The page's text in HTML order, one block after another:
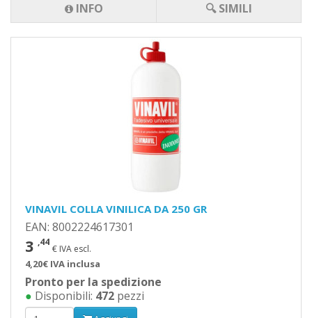
INFO
🔍 SIMILI
VINAVIL COLLA VINILICA DA 250 GR
EAN: 8002224617301
3 ,44
€ IVA escl.
4,20€ IVA inclusa
Pronto per la spedizione
● Disponibili: 472 pezzi